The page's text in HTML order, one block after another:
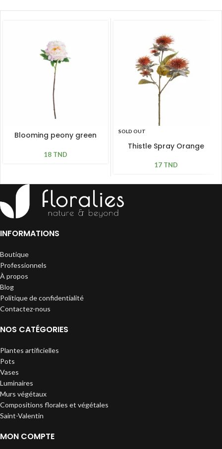
Blooming peony green
18 TND
SOLD OUT
Thistle Spray Orange
17 TND
INFORMATIONS
Boutique
Professionnels
À propos
Blog
Politique de confidentialité
Contactez-nous
NOS CATÉGORIES
Plantes artificielles
Pots
Vases
Luminaires
Murs végétaux
Compositions florales et végétales
Saint-Valentin
MON COMPTE